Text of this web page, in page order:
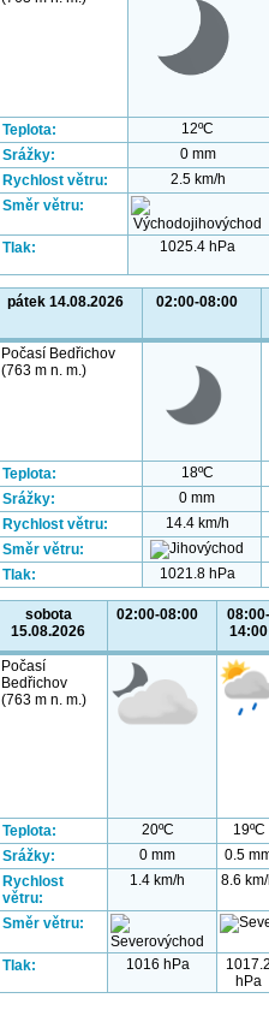
Teplota: 12ºC
Srážky:
0 mm
Rychlost větru:
2.5 km/h
Směr větru:
Tlak: 1025.4 hPa
pátek 14.08.2026 02:00-08:00
Počasí Bedřichov
(763 m n. m.)
Teplota: 18ºC
Srážky:
0 mm
Rychlost větru:
14.4 km/h
Směr větru:
Tlak:
1021.8 hPa
sobota
15.08.2026
02:00-08:00
08:00-
14:00
Počasí
Bedřichov
(763 m n. m.)
Teplota: 20ºC 19ºC
Srážky:
0 mm 0.5
Rychlost
větru:
1.4 km/h 8.6
Směr větru:
Tlak: 1016 hPa
1017.2
hPa